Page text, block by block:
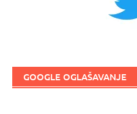
GOOGLE OGLAŠAVANJE